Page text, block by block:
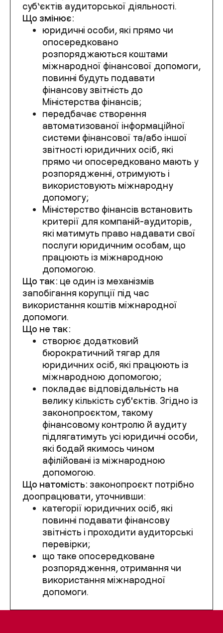
суб’єктів аудиторської діяльності.
Що змінює:
юридичні особи, які прямо чи
опосередковано
розпоряджаються коштами
міжнародної фінансової допомоги,
повинні будуть подавати
фінансову звітність до
Міністерства фінансів;
передбачає створення
автоматизованої інформаційної
системи фінансової та/або іншої
звітності юридичних осіб, які
прямо чи опосередковано мають у
розпорядженні, отримують і
використовують міжнародну
допомогу;
Міністерство фінансів встановить
критерії для компаній-аудиторів,
які матимуть право надавати свої
послуги юридичним особам, що
працюють із міжнародною
допомогою.
Що так: це один із механізмів
запобігання корупції під час
використання коштів міжнародної
допомоги.
Що не так:
створює додатковий
бюрократичний тягар для
юридичних осіб, які працюють із
міжнародною допомогою;
покладає відповідальність на
велику кількість субʼєктів. Згідно із
законопроєктом, такому
фінансовому контролю й аудиту
підлягатимуть усі юридичні особи,
які бодай якимось чином
афілійовані із міжнародною
допомогою.
Що натомість: законопроєкт потрібно
доопрацювати, уточнивши:
категорії юридичних осіб, які
повинні подавати фінансову
звітність і проходити аудиторські
перевірки;
що таке опосередковане
розпорядження, отримання чи
використання міжнародної
допомоги.